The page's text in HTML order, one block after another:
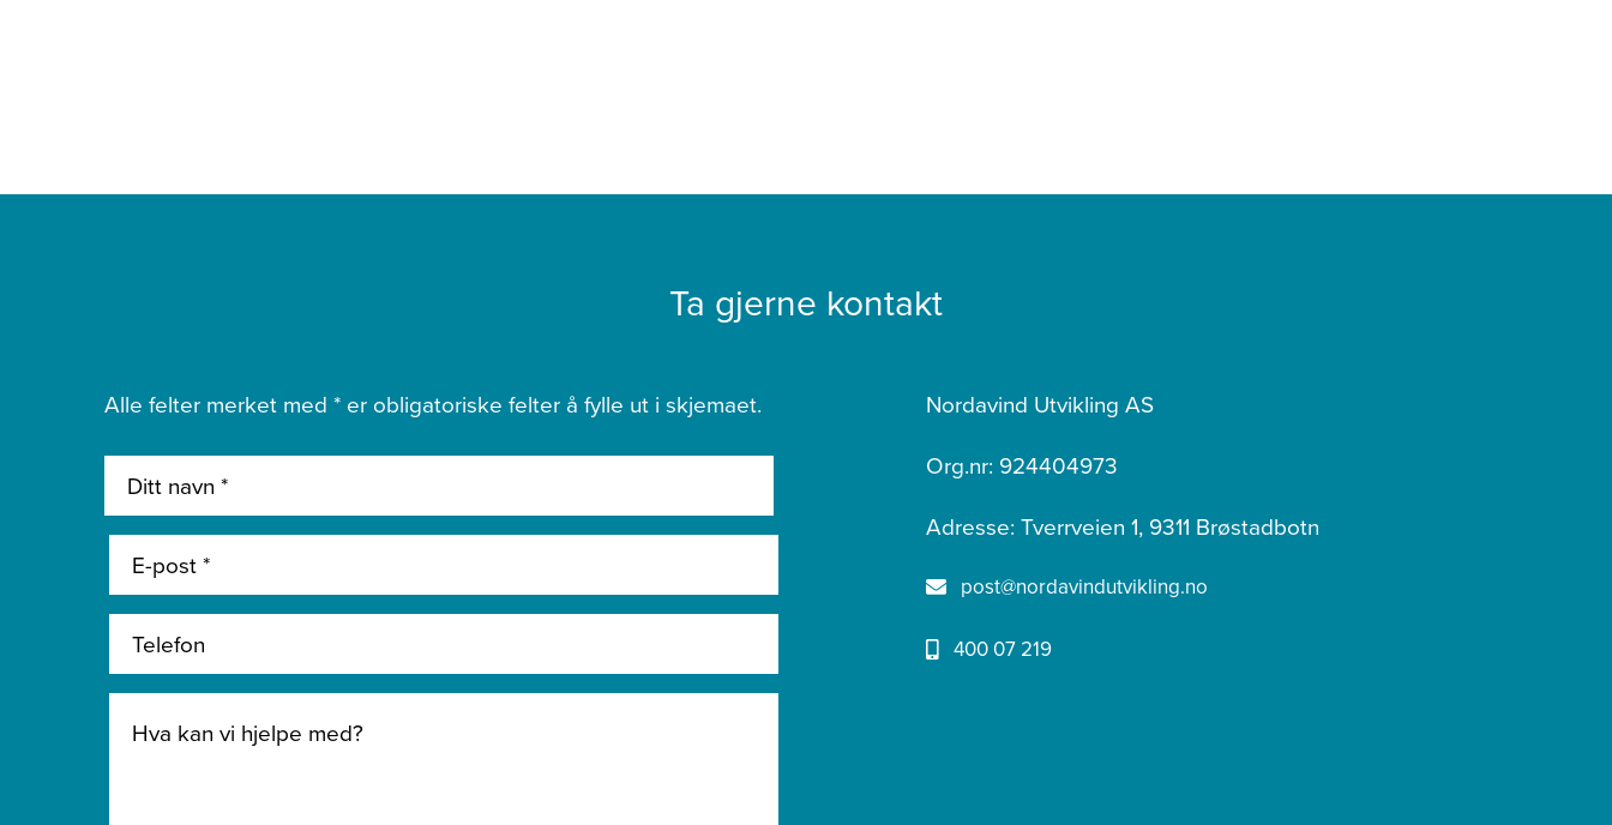
Ta gjerne kontakt
Alle felter merket med * er obligatoriske felter å fylle ut i skjemaet.
Nordavind Utvikling AS
Org.nr: 924404973
Adresse: Tverrveien 1, 9311 Brøstadbotn
post@nordavindutvikling.no
400 07 219